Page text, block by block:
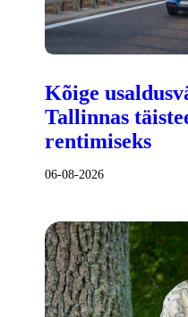
Kõige
Tallinnas
rentimiseks
06-08-2026